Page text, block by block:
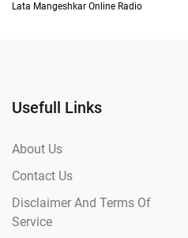
Lata Mangeshkar Online Radio
Usefull Links
About Us
Contact Us
Disclaimer And Terms Of
Service